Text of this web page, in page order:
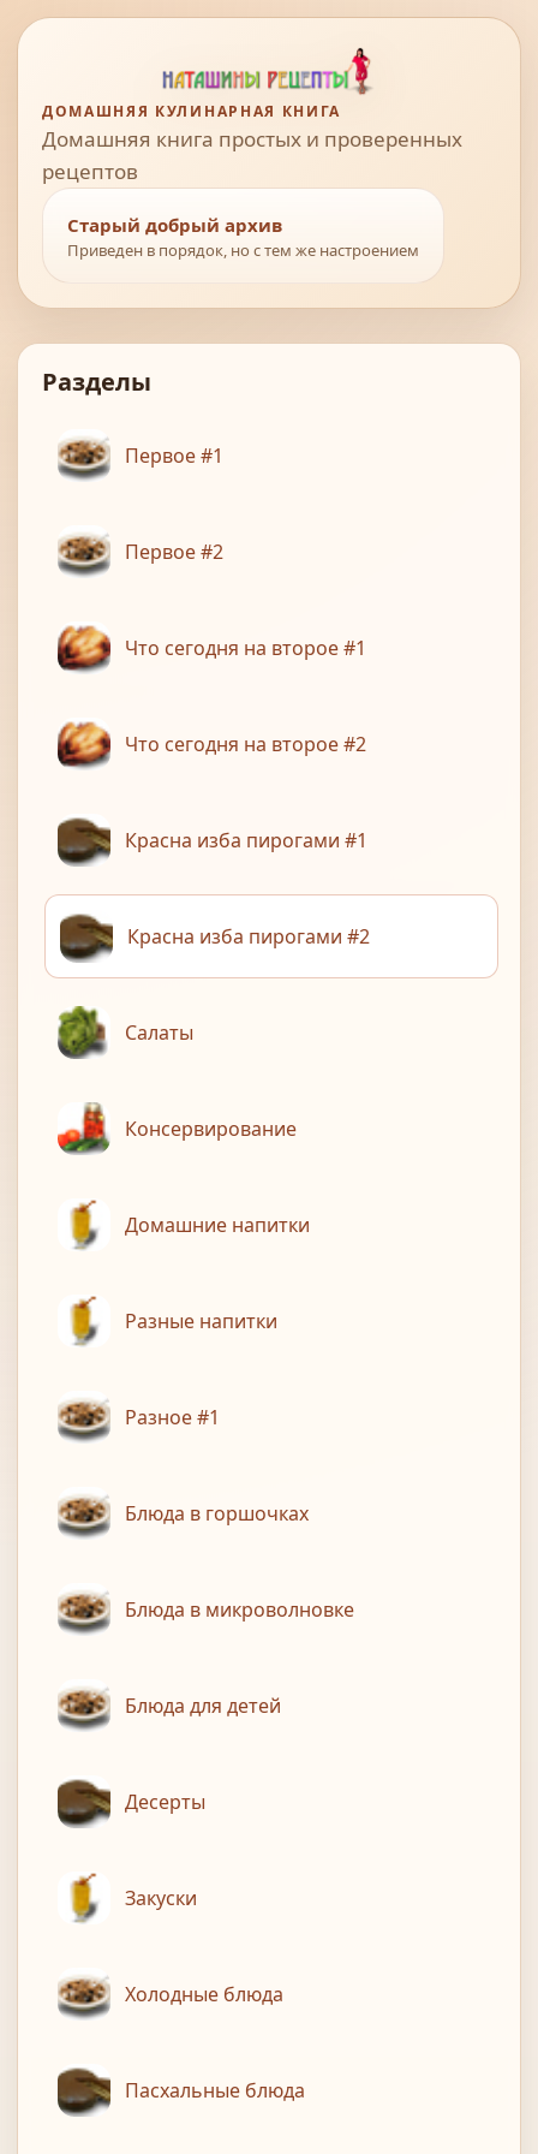
ДОМАШНЯЯ КУЛИНАРНАЯ КНИГА
Домашняя книга простых и проверенных
рецептов
Старый добрый архив
Приведен в порядок, но с тем же настроением
Разделы
Первое #1
Первое #2
Что сегодня на второе #1
Что сегодня на второе #2
Красна изба пирогами #1
Красна изба пирогами #2
Салаты
Консервирование
Домашние напитки
Разные напитки
Разное #1
Блюда в горшочках
Блюда в микроволновке
Блюда для детей
Десерты
Закуски
Холодные блюда
Пасхальные блюда